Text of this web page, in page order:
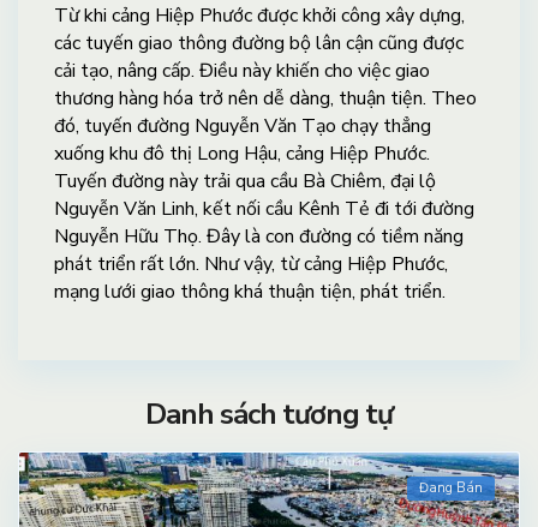
Từ khi cảng Hiệp Phước được khởi công xây dựng,
các tuyến giao thông đường bộ lân cận cũng được
cải tạo, nâng cấp. Điều này khiến cho việc giao
thương hàng hóa trở nên dễ dàng, thuận tiện. Theo
đó, tuyến đường Nguyễn Văn Tạo chạy thẳng
xuống khu đô thị Long Hậu, cảng Hiệp Phước.
Tuyến đường này trải qua cầu Bà Chiêm, đại lộ
Nguyễn Văn Linh, kết nối cầu Kênh Tẻ đi tới đường
Nguyễn Hữu Thọ. Đây là con đường có tiềm năng
phát triển rất lớn. Như vậy, từ cảng Hiệp Phước,
mạng lưới giao thông khá thuận tiện, phát triển.
Danh sách tương tự
Đang Bán